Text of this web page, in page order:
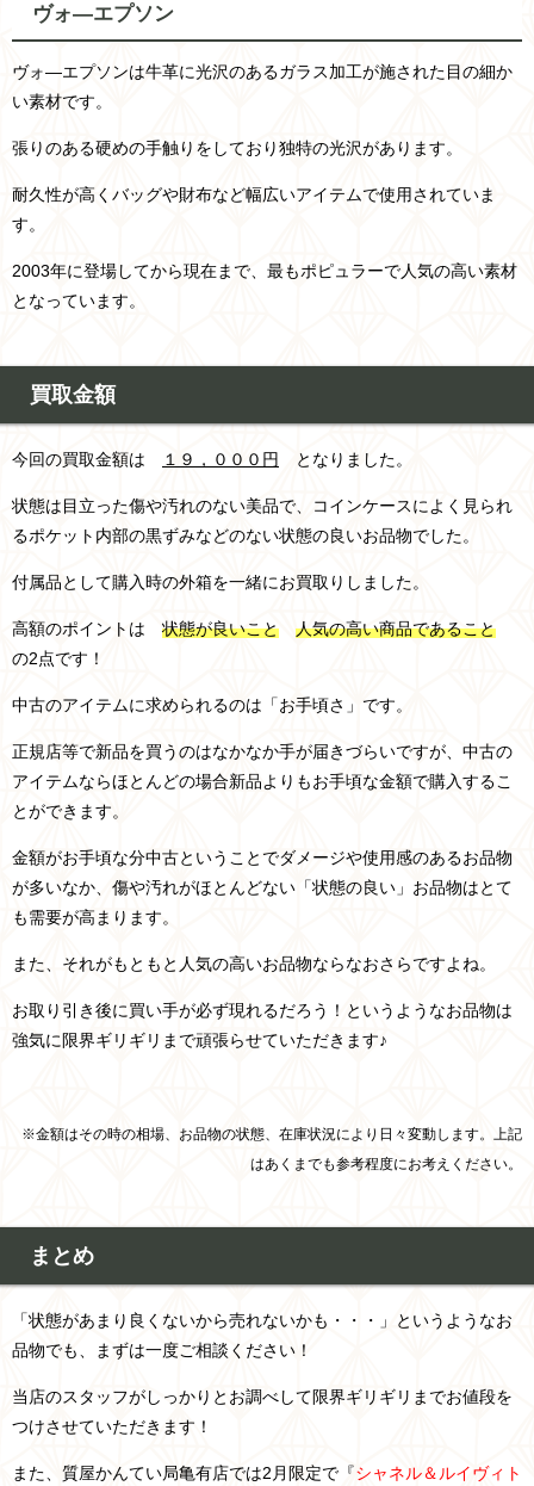
ヴォ―エプソン
ヴォ―エプソンは牛革に光沢のあるガラス加工が施された目の細か
い素材です。
張りのある硬めの手触りをしており独特の光沢があります。
耐久性が高くバッグや財布など幅広いアイテムで使用されていま
す。
2003年に登場してから現在まで、最もポピュラーで人気の高い素材
となっています。
買取金額
今回の買取金額は １９，０００円 となりました。
状態は目立った傷や汚れのない美品で、コインケースによく見られ
るポケット内部の黒ずみなどのない状態の良いお品物でした。
付属品として購入時の外箱を一緒にお買取りしました。
高額のポイントは 状態が良いこと
人気の高い商品であること
の2点です！
中古のアイテムに求められるのは「お手頃さ」です。
正規店等で新品を買うのはなかなか手が届きづらいですが、中古の
アイテムならほとんどの場合新品よりもお手頃な金額で購入するこ
とができます。
金額がお手頃な分中古ということでダメージや使用感のあるお品物
が多いなか、傷や汚れがほとんどない「状態の良い」お品物はとて
も需要が高まります。
また、それがもともと人気の高いお品物ならなおさらですよね。
お取り引き後に買い手が必ず現れるだろう！というようなお品物は
強気に限界ギリギリまで頑張らせていただきます♪
※金額はその時の相場、お品物の状態、在庫状況により日々変動します。上記
はあくまでも参考程度にお考えください。
まとめ
「状態があまり良くないから売れないかも・・・」というようなお
品物でも、まずは一度ご相談ください！
当店のスタッフがしっかりとお調べして限界ギリギリまでお値段を
つけさせていただきます！
また、質屋かんてい局亀有店では2月限定で『シャネル＆ルイヴィト